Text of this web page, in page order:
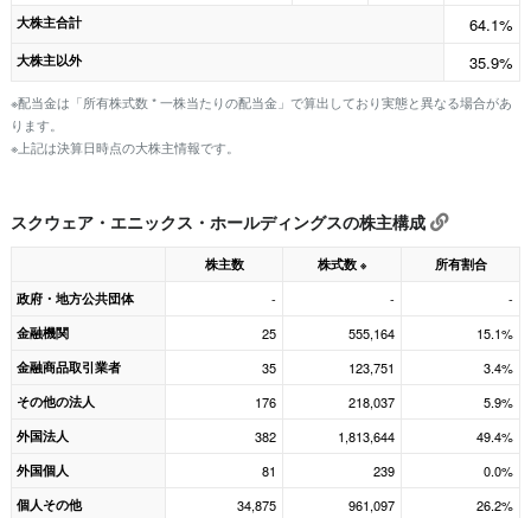
大株主合計 64.1%
大株主以外 35.9%
※配当金は「所有株式数 * 一株当たりの配当金」で算出しており実態と異なる場合があ
ります。
※上記は決算日時点の大株主情報です。
スクウェア・エニックス・ホールディングスの株主構成
株主数 株式数 ※
所有割合
政府・地方公共団体
- - -
金融機関 25 555,164 15.1%
金融商品取引業者 35 123,751 3.4%
その他の法人 176 218,037 5.9%
外国法人 382 1,813,644 49.4%
外国個人 81 239 0.0%
個人その他 34,875 961,097 26.2%